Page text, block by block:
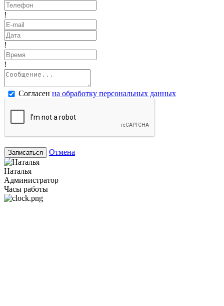
!
!
!
Согласен на обработку персональных данных
Записаться Отмена
Наталья
Администратор
Часы работы